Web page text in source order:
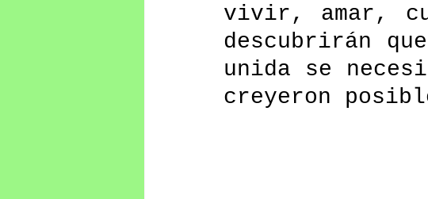
vivir, amar,
descubrirán
unida se
creyeron